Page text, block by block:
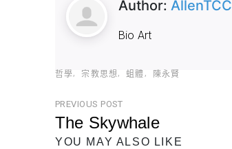
Author: AllenTCC
Bio Art
哲學 宗教思想 蛆體 陳永賢
文
章
PREVIOUS POST
The Skywhale
Previous
YOU MAY ALSO LIKE